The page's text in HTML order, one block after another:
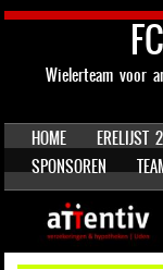
Wielerteam voor
Menu
SKIP TO CONTENT
HOME ERELIJST
SPONSOREN